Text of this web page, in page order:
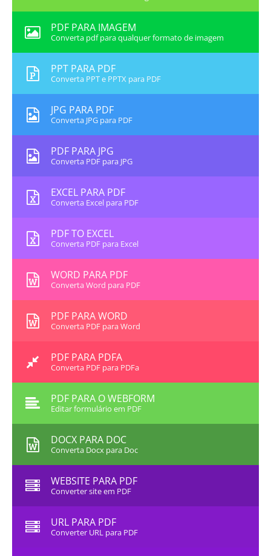
PDF PARA IMAGEM
Converta pdf para qualquer formato de imagem
PPT PARA PDF
Converta PPT e PPTX para PDF
JPG PARA PDF
Converta JPG para PDF
PDF PARA JPG
Converta PDF para JPG
EXCEL PARA PDF
Converta Excel para PDF
PDF TO EXCEL
Converta PDF para Excel
WORD PARA PDF
Converta Word para PDF
PDF PARA WORD
Converta PDF para Word
PDF PARA PDFA
Converta PDF para PDFa
PDF PARA O WEBFORM
Editar formulário em PDF
DOCX PARA DOC
Converta Docx para Doc
WEBSITE PARA PDF
Converter site em PDF
URL PARA PDF
Converter URL para PDF